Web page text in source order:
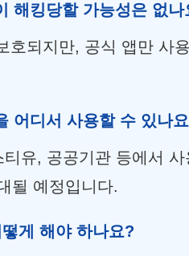
해킹당할 가능성은 없나
호되지만, 공식 앱만 사
어디서 사용할 수 있나
유, 공공기관 등에서
될 예정입니다.
게 해야 하나요?